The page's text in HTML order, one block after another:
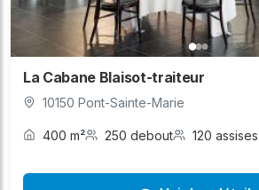
La Cabane Blaisot-traiteur
10150 Pont-Sainte-Marie
400 m² 250 debout 120 assises